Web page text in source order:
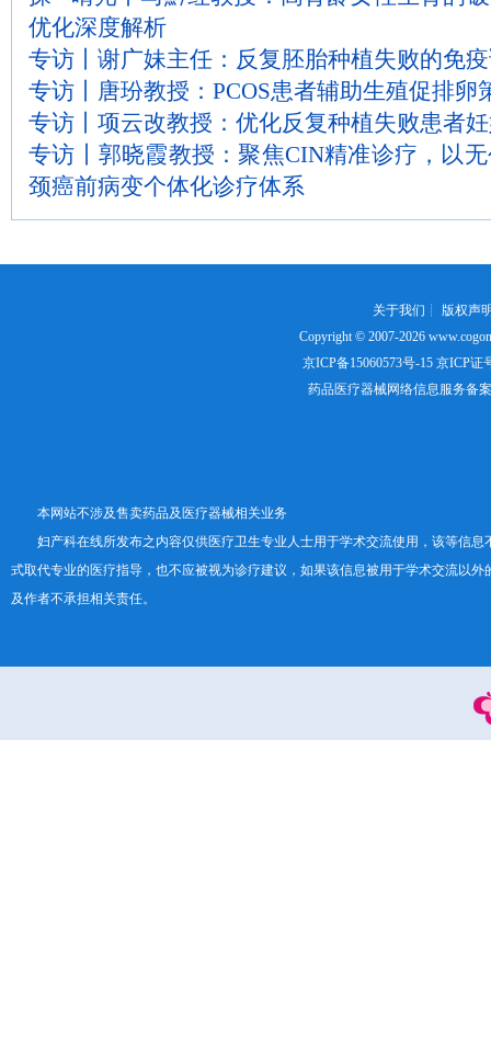
优化深度解析
专访丨谢广妹主任：反复胚胎种植失败的免
专访丨唐玢教授：PCOS患者辅助生殖促排卵
专访丨项云改教授：优化反复种植失败患者
专访丨郭晓霞教授：聚焦CIN精准诊疗，以
颈癌前病变个体化诊疗体系
关于我们 ┊ 版权声
Copyright © 2007-2026
京ICP备15060573号-15京ICP证
药品医疗器械网络信息服务备
本网站不涉及售卖药品及医疗器械相关业务
妇产科在线所发布之内容仅供医疗卫生专业人士用于学术交流使用，该等信息
式取代专业的医疗指导，也不应被视为诊疗建议，如果该信息被用于学术交流以外
及作者不承担相关责任。